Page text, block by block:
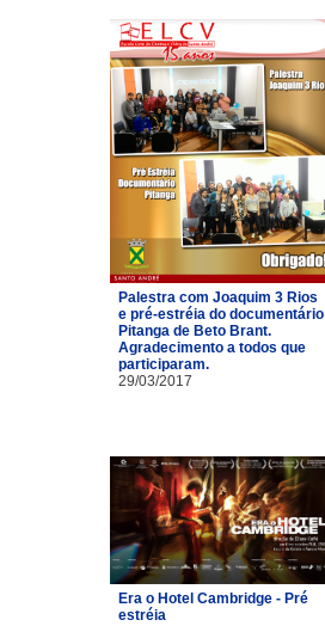
Palestra com Joaquim 3 Rios
e pré-estréia do documentário
Pitanga de Beto Brant.
Agradecimento a todos que
participaram.
29/03/2017
Era o Hotel Cambridge - Pré
estréia